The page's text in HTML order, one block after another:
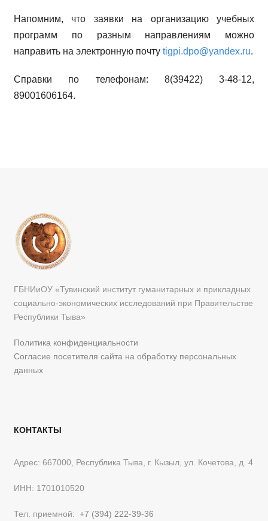
Напомним, что заявки на организацию учебных
программ по разным направлениям можно
направить на электронную почту tigpi.dpo@yandex.ru.
Справки по телефонам: 8(39422) 3-48-12,
89001606164.
ГБНИиОУ «Тувинский институт гуманитарных и прикладных
социально-экономических исследований при Правительстве
Республики Тыва»
Политика конфиденциальности
Согласие посетителя сайта на обработку персональных
данных
КОНТАКТЫ
Адрес: 667000, Республика Тыва, г. Кызыл, ул. Кочетова, д. 4
ИНН: 1701010520
Тел. приемной: +7 (394) 222-39-36